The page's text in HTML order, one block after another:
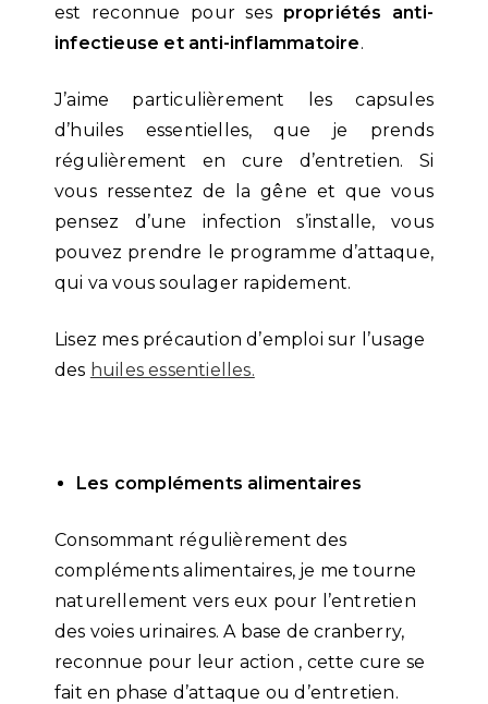
est reconnue pour ses propriétés anti-
infectieuse et anti-inflammatoire.
J’aime particulièrement les capsules
d’huiles essentielles, que je prends
régulièrement en cure d’entretien. Si
vous ressentez de la gêne et que vous
pensez d’une infection s’installe, vous
pouvez prendre le programme d’attaque,
qui va vous soulager rapidement.
Lisez mes précaution d’emploi sur l’usage
des huiles essentielles.
Les compléments alimentaires
Consommant régulièrement des
compléments alimentaires, je me tourne
naturellement vers eux pour l’entretien
des voies urinaires. A base de cranberry,
reconnue pour leur action , cette cure se
fait en phase d’attaque ou d’entretien.